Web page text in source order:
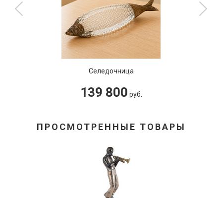
Селедочница
139 800 руб.
ПРОСМОТРЕННЫЕ ТОВАРЫ